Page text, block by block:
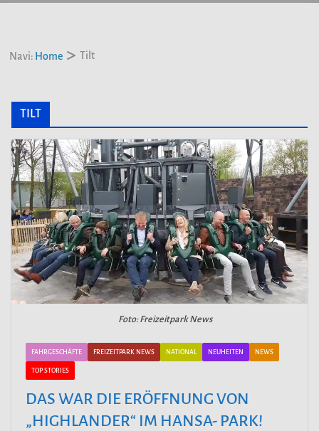
Navi: Home Tilt
TILT
Foto: Freizeitpark News
FAHRGESCHÄFTE FREIZEITPARK NEWS NATIONAL NEUHEITEN NEWS
TOP STORIES
DAS WAR DIE ERÖFFNUNG VON
„HIGHLANDER“ IM HANSA- PARK!